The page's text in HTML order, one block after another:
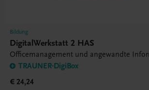
Bildung
DigitalWerkstatt 2 HAS
Officemanagement und angewandte
TRAUNER-DigiBox
€ 24,24